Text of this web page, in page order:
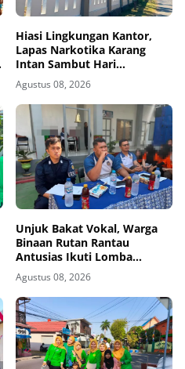
Hiasi Lingkungan Kantor,
Lapas Narkotika Karang
Intan Sambut Hari
Kemerdekaan Ke-81 RI
Agustus 08, 2026
Unjuk Bakat Vokal, Warga
Binaan Rutan Rantau
Antusias Ikuti Lomba
Menyanyi Lagu Nasional dan
Bebas
Agustus 08, 2026